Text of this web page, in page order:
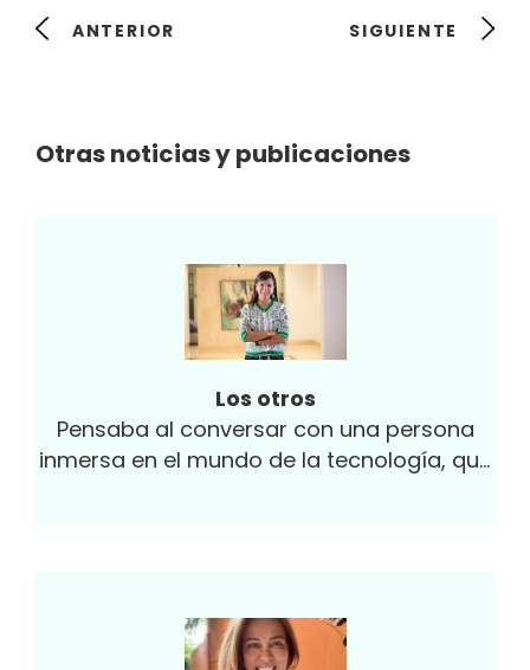
ANTERIOR SIGUIENTE
Otras noticias y publicaciones
Los otros
Pensaba al conversar con una persona
inmersa en el mundo de la tecnología, que